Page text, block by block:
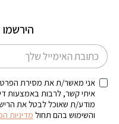
הירשמו
דוא׳׳ל
אני מאשר/ת את מסירת
איתי קשר, לרבות באמצעות
מודע/ת שאוכל לבטל את
והשימוש בהם תחול מדיניות